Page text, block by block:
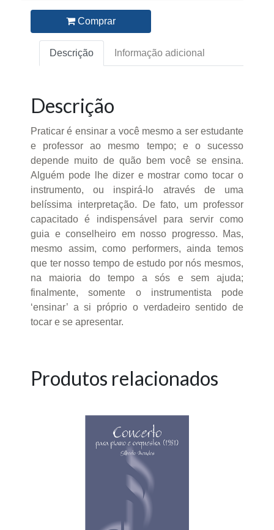
Comprar
Descrição Informação adicional
Descrição
Praticar é ensinar a você mesmo a ser estudante
e professor ao mesmo tempo; e o sucesso
depende muito de quão bem você se ensina.
Alguém pode lhe dizer e mostrar como tocar o
instrumento, ou inspirá-lo através de uma
belíssima interpretação. De fato, um professor
capacitado é indispensável para servir como
guia e conselheiro em nosso progresso. Mas,
mesmo assim, como performers, ainda temos
que ter nosso tempo de estudo por nós mesmos,
na maioria do tempo a sós e sem ajuda;
finalmente, somente o instrumentista pode
‘ensinar’ a si próprio o verdadeiro sentido de
tocar e se apresentar.
Produtos relacionados